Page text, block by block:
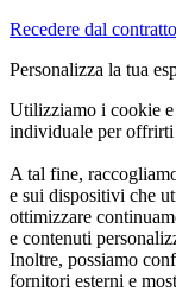
Recedere dal contratto
Personalizza la tua
Utilizziamo i cookie e
individuale per offrirti
A tal fine,
e sui dispositivi che
ottimizzare
e contenuti
Inoltre, possiamo
fornitori esterni e